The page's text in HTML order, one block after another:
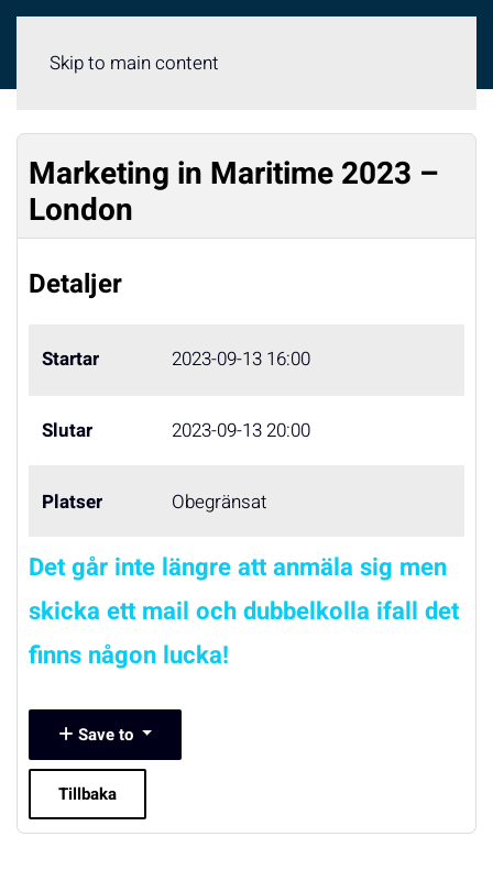
Skip to main content
Marketing in Maritime 2023 –
London
Detaljer
Startar 2023-09-13 16:00
Slutar 2023-09-13 20:00
Platser Obegränsat
Det går inte längre att anmäla sig men
skicka ett mail och dubbelkolla ifall det
finns någon lucka!
Save to
Tillbaka